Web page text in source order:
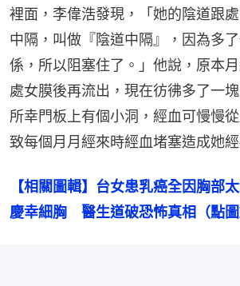
裡面，李偉浩發現，「她的陰道跟
中隔，叫做『陰道中隔』，因為多
係，所以阻塞住了。」他說，原本
處女膜後再流出，現在彷彿多了一
所幸門板上有個小洞，經血可慢慢
致每個月月經來時經血堵塞造成她經
【相關圖輯】台女患乳癌全因胸部
慶幸細胸　醫生道破恐怖真相（點